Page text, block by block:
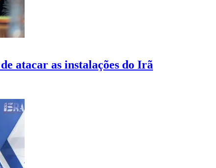
atacar as instalações do Irã